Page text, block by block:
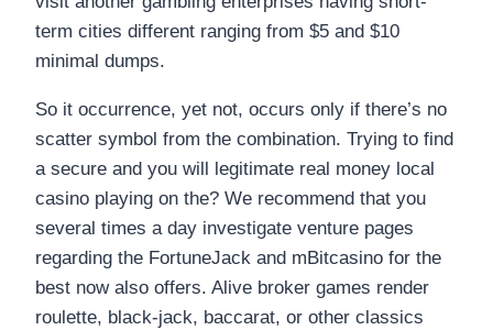
term cities different ranging from $5 and $10
minimal dumps.
So it occurrence, yet not, occurs only if there’s no
scatter symbol from the combination. Trying to find
a secure and you will legitimate real money local
casino playing on the? We recommend that you
several times a day investigate venture pages
regarding the FortuneJack and mBitcasino for the
best now also offers. Alive broker games render
roulette, black-jack, baccarat, or other classics